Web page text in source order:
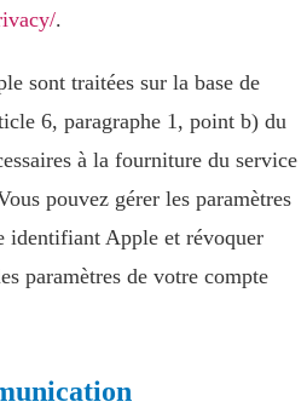
.
sont traitées sur la base de
6, paragraphe 1, point b) du
à la fourniture du service
pouvez gérer les paramètres
identifiant Apple et révoquer
paramètres de votre compte